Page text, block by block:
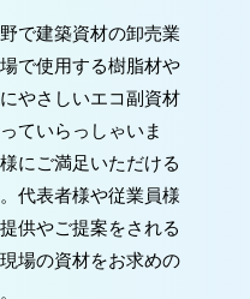
で建築資材の卸売業
で使用する樹脂材や
やさしいエコ副資材
ていらっしゃいま
にご満足いただける
代表者様や従業員様
供やご提案をされる
場の資材をお求めの